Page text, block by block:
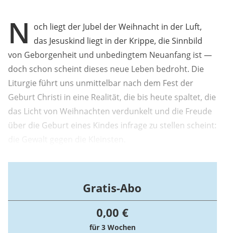
N och liegt der Jubel der Weihnacht in der Luft,
das Jesuskind liegt in der Krippe, die Sinnbild
von Geborgenheit und unbedingtem Neuanfang ist —
doch schon scheint dieses neue Leben bedroht. Die
Liturgie führt uns unmittelbar nach dem Fest der
Geburt Christi in eine Realität, die bis heute spaltet, die
das Licht von Weihnachten verdunkelt und die Freude
über die Geburt eines Kindes infrage zu stellen scheint:
Gratis-Abo
0,00 €
für 3 Wochen